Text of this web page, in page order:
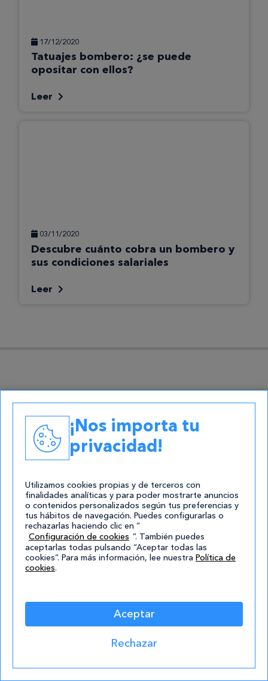
17/12/2020
Tatuajes bombero: ¿se puede
opositar con ellos?
Leer
03/11/2020
Descubre cuánto cobra un bombero y
sus condiciones salariales
Leer
Suscríbete a nuestra
newsletter
¡Mantente al tanto de todas las novedades!
Ingresa tu mail y empieza a recibir en tu
formaciones.
Estoy de acuerdo con lapolítica de
Consentimiento
Estoy de
publicaciones. ¡Prometido!
¡Nos importa tu
privacidad!
Utilizamos cookies propias y de terceros con
finalidades analíticas y para poder mostrarte anuncios
o contenidos personalizados según tus preferencias y
tus hábitos de navegación. Puedes configurarlas o
rechazarlas haciendo clic en “
Configuración de cookies ”. También puedes
aceptarlas todas pulsando “Aceptar todas las
cookies”. Para más información, lee nuestra Política de
cookies.
Aceptar
Rechazar